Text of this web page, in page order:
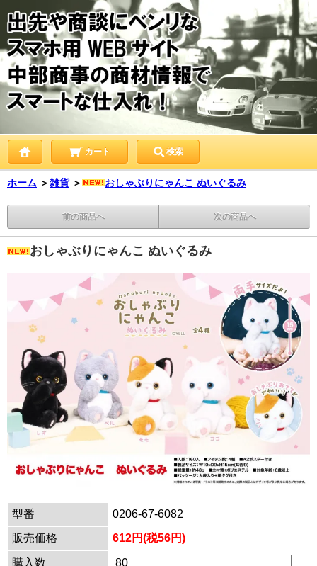
カート 検索
ホーム ＞雑貨 ＞ おしゃぶりにゃんこ ぬいぐるみ
前の商品へ 次の商品へ
おしゃぶりにゃんこ ぬいぐるみ
型番
0206-67-6082
販売価格
612円(税56円)
購入数